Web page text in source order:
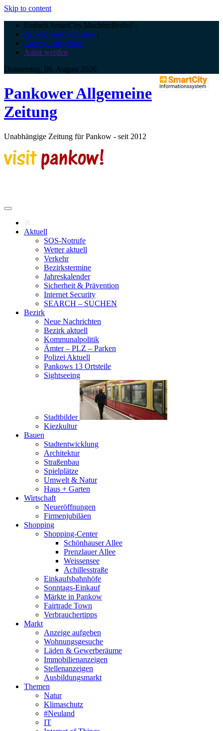
Skip to content
Einfach.SmartCity.Machen:Berlin! -
Artikel veröffentlichen |
Anzeige aufgeben |
Autor werden
Donnerstag, 06. August 2026
Pankower Allgemeine
Zeitung
Unabhängige Zeitung für Pankow - seit 2012
Aktuell
SOS-Notrufe
Wetter aktuell
Verkehr
Bezirkstermine
Jahreskalender
Sicherheit & Prävention
Internet Security
SEARCH – SUCHEN
Bezirk
Neue Nachrichten
Bezirk aktuell
Kommunalpolitik
Ämter – PLZ – Parken
Polizei Aktuell
Pankows 13 Ortsteile
Sightseeing
Stadtbilder
Kiezkultur
Bauen
Stadtentwicklung
Architektur
Straßenbau
Spielplätze
Umwelt & Natur
Haus + Garten
Wirtschaft
Neueröffnungen
Firmenjubiläen
Shopping
Shopping-Center
Schönhauser Allee
Prenzlauer Allee
Weissensee
Achillesstraße
Einkaufsbahnhöfe
Sonntags-Einkauf
Märkte in Pankow
Fairtrade Town
Verbrauchertipps
Markt
Anzeige aufgeben
Wohnungsgesuche
Läden & Gewerberäume
Immobilienanzeigen
Stellenanzeigen
Ausbildungsmarkt
Themen
Natur
Klimaschutz
#Neuland
IT